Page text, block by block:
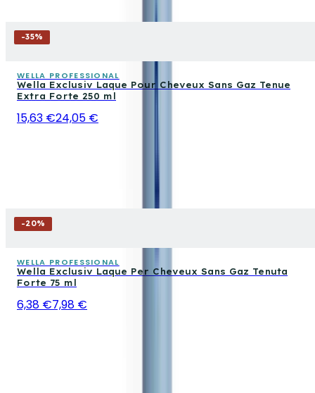
-35%
WELLA PROFESSIONAL
Wella Exclusiv Laque Pour Cheveux Sans Gaz Tenue
Extra Forte 250 ml
15,63 €24,05 €
-20%
WELLA PROFESSIONAL
Wella Exclusiv Laque Per Cheveux Sans Gaz Tenuta
Forte 75 ml
6,38 €7,98 €